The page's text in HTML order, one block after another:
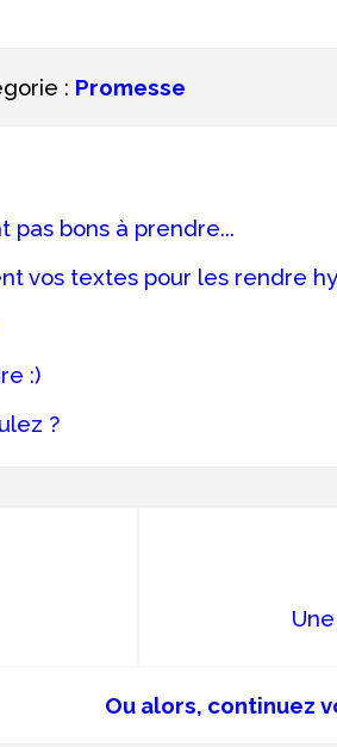
: Promesse
pas bons à prendre...
vos textes pour les rendre
:)
?
Ou alors, continuez